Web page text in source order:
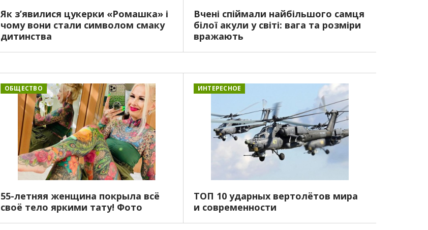
Як з’явилися цукерки «Ромашка» і
чому вони стали символом смаку
дитинства
Вчені спіймали найбільшого самця
білої акули у світі: вага та розміри
вражають
ОБЩЕСТВО
55-летняя женщина покрыла всё
своё тело яркими тату! Фото
ИНТЕРЕСНОЕ
ТОП 10 ударных вертолётов мира
и современности